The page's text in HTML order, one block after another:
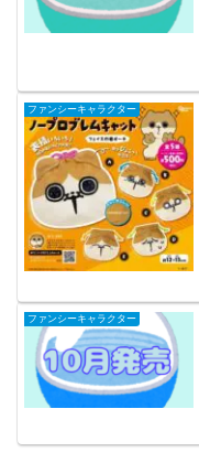
ファンシーキャラクター
ファンシーキャラクター